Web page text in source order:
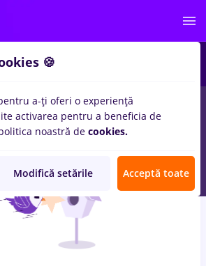
dm inRemote (de acasa)
Medicina / Sanatate
🍪
a-ți oferi o experiență
activarea pentru a beneficia de
noastră de cookies.
Modifică setările Acceptă toate